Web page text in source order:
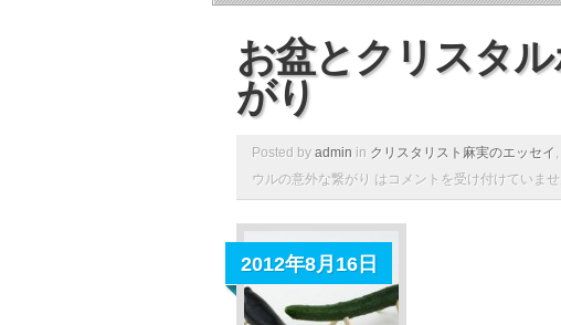
お盆とクリスタ
がり
Posted by admin in クリスタリスト麻実のエッセイ ,
ウルの意外な繋がり は コメントを受け付けていま
2012年8月16日